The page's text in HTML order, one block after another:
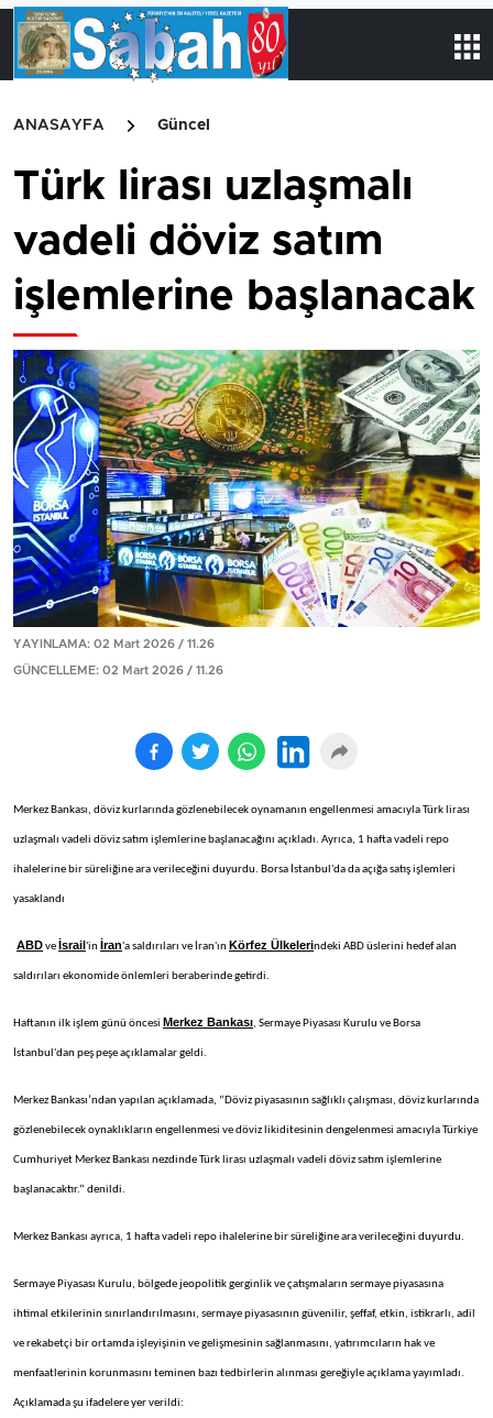
ANASAYFA Güncel
Türk lirası uzlaşmalı
vadeli döviz satım
işlemlerine başlanacak
YAYINLAMA: 02 Mart 2026 / 11.26
GÜNCELLEME: 02 Mart 2026 / 11.26
Merkez Bankası, döviz kurlarında gözlenebilecek oynamanın engellenmesi amacıyla Türk lirası
uzlaşmalı vadeli döviz satım işlemlerine başlanacağını açıkladı. Ayrıca, 1 hafta vadeli repo
ihalelerine bir süreliğine ara verileceğini duyurdu. Borsa İstanbul'da da açığa satış işlemleri
yasaklandı
ABDveİsrail'inİran'a saldırıları ve İran'ınKörfez Ülkelerindeki ABD üslerini hedef alan
saldırıları ekonomide önlemleri beraberinde getirdi.
Haftanın ilk işlem günü öncesi Merkez Bankası, Sermaye Piyasası Kurulu ve Borsa
İstanbul'dan peş peşe açıklamalar geldi.
Merkez Bankası’ndan yapılan açıklamada, “Döviz piyasasının sağlıklı çalışması, döviz kurlarında
gözlenebilecek oynaklıkların engellenmesi ve döviz likiditesinin dengelenmesi amacıyla Türkiye
Cumhuriyet Merkez Bankası nezdinde Türk lirası uzlaşmalı vadeli döviz satım işlemlerine
başlanacaktır.” denildi.
Merkez Bankası ayrıca, 1 hafta vadeli repo ihalelerine bir süreliğine ara verileceğini duyurdu.
Sermaye Piyasası Kurulu, bölgede jeopolitik gerginlik ve çatışmaların sermaye piyasasına
ihtimal etkilerinin sınırlandırılmasını, sermaye piyasasının güvenilir, şeffaf, etkin, istikrarlı, adil
ve rekabetçi bir ortamda işleyişinin ve gelişmesinin sağlanmasını, yatırımcıların hak ve
menfaatlerinin korunmasını teminen bazı tedbirlerin alınması gereğiyle açıklama yayımladı.
Açıklamada şu ifadelere yer verildi: